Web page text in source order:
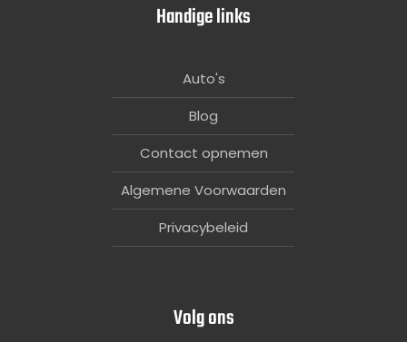
Handige links
Auto's
Blog
Contact opnemen
Algemene Voorwaarden
Privacybeleid
Volg ons